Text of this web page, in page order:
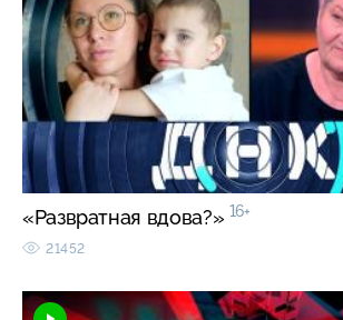
«Развратная вдова?» 16+
21452